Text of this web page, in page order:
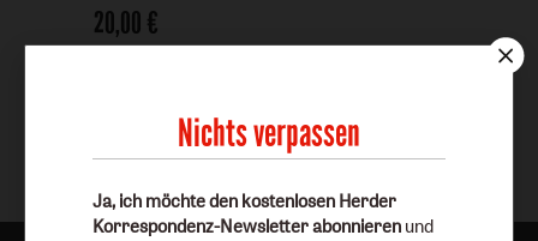
20,00 €
Nichts verpassen
Ja, ich möchte den kostenlosen Herder
Korrespondenz-Newsletter abonnieren und